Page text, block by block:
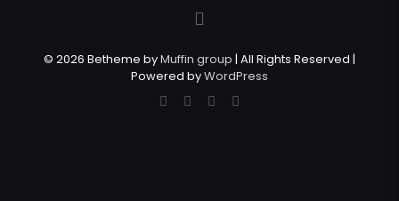
© 2026 Betheme byMuffin group | All Rights Reserved |
Powered byWordPress